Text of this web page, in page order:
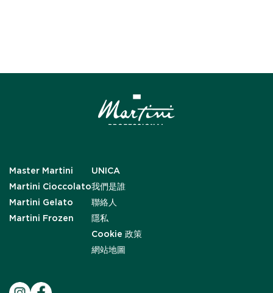
Master Martini
Martini Cioccolato
Martini Gelato
Martini Frozen
UNICA
我們是誰
聯絡人
隱私
Cookie 政策
網站地圖